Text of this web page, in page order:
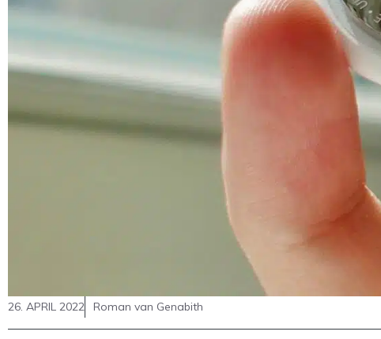
26. APRIL 2022 Roman van Genabith